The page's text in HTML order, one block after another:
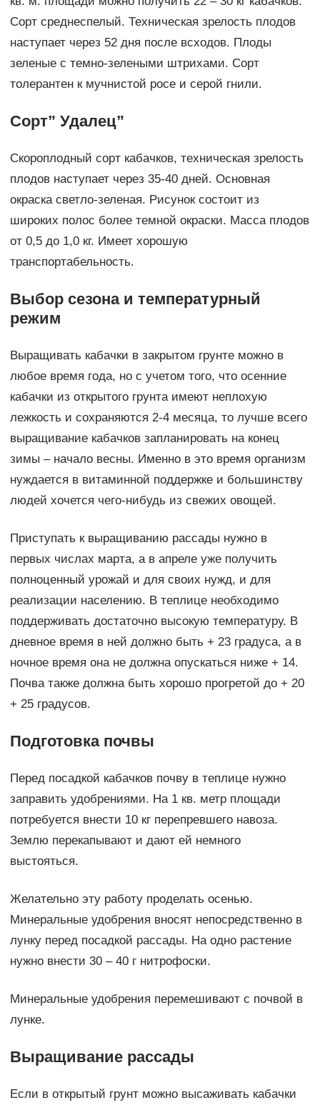
Сорт среднеспелый. Техническая зрелость плодов
наступает через 52 дня после всходов. Плоды
зеленые с темно-зелеными штрихами. Сорт
толерантен к мучнистой росе и серой гнили.
Сорт” Удалец”
Скороплодный сорт кабачков, техническая зрелость
плодов наступает через 35-40 дней. Основная
окраска светло-зеленая. Рисунок состоит из
широких полос более темной окраски. Масса плодов
от 0,5 до 1,0 кг. Имеет хорошую
транспортабельность.
Выбор сезона и температурный
режим
Выращивать кабачки в закрытом грунте можно в
любое время года, но с учетом того, что осенние
кабачки из открытого грунта имеют неплохую
лежкость и сохраняются 2-4 месяца, то лучше всего
выращивание кабачков запланировать на конец
зимы – начало весны. Именно в это время организм
нуждается в витаминной поддержке и большинству
людей хочется чего-нибудь из свежих овощей.
Приступать к выращиванию рассады нужно в
первых числах марта, а в апреле уже получить
полноценный урожай и для своих нужд, и для
реализации населению. В теплице необходимо
поддерживать достаточно высокую температуру. В
дневное время в ней должно быть + 23 градуса, а в
ночное время она не должна опускаться ниже + 14.
Почва также должна быть хорошо прогретой до + 20
+ 25 градусов.
Подготовка почвы
Перед посадкой кабачков почву в теплице нужно
заправить удобрениями. На 1 кв. метр площади
потребуется внести 10 кг перепревшего навоза.
Землю перекапывают и дают ей немного
выстояться.
Желательно эту работу проделать осенью.
Минеральные удобрения вносят непосредственно в
лунку перед посадкой рассады. На одно растение
нужно внести 30 – 40 г нитрофоски.
Минеральные удобрения перемешивают с почвой в
лунке.
Выращивание рассады
Если в открытый грунт можно высаживать кабачки